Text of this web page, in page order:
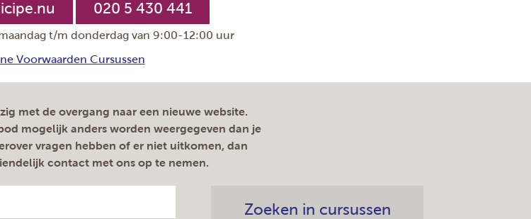
020 5 430 441
t/m donderdag van 9:00-12:00 uur
Voorwaarden Cursussen
met de overgang naar een nieuwe website.
mogelijk anders worden weergegeven dan je
vragen hebben of er niet uitkomen, dan
contact met ons op te nemen.
Zoeken in cursussen